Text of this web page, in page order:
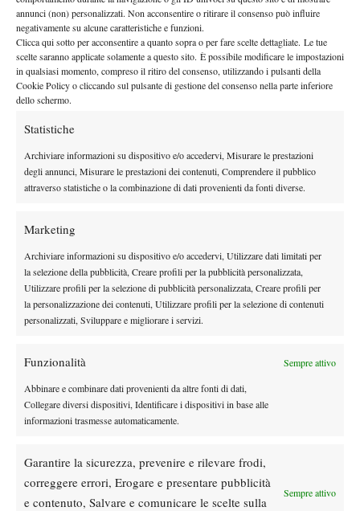
annunci (non) personalizzati. Non acconsentire o ritirare il consenso può influire
negativamente su alcune caratteristiche e funzioni.
Clicca qui sotto per acconsentire a quanto sopra o per fare scelte dettagliate. Le tue
scelte saranno applicate solamente a questo sito. È possibile modificare le impostazioni
in qualsiasi momento, compreso il ritiro del consenso, utilizzando i pulsanti della
Cookie Policy o cliccando sul pulsante di gestione del consenso nella parte inferiore
dello schermo.
Statistiche
Archiviare informazioni su dispositivo e/o accedervi, Misurare le prestazioni
degli annunci, Misurare le prestazioni dei contenuti, Comprendere il pubblico
attraverso statistiche o la combinazione di dati provenienti da fonti diverse.
Marketing
Archiviare informazioni su dispositivo e/o accedervi, Utilizzare dati limitati per
la selezione della pubblicità, Creare profili per la pubblicità personalizzata,
Utilizzare profili per la selezione di pubblicità personalizzata, Creare profili per
la personalizzazione dei contenuti, Utilizzare profili per la selezione di contenuti
personalizzati, Sviluppare e migliorare i servizi.
Funzionalità Sempre attivo
Abbinare e combinare dati provenienti da altre fonti di dati,
Collegare diversi dispositivi, Identificare i dispositivi in base alle
informazioni trasmesse automaticamente.
Garantire la sicurezza, prevenire e rilevare frodi,
correggere errori, Erogare e presentare pubblicità
e contenuto, Salvare e comunicare le scelte sulla
Sempre attivo
avere ragione di una SerenaFrazzittaincontenibile, capace di
regolare 76 61 Costanza Magazini. Frazzitta, maestra presso il
circolo toscano, avrà dalla sua la spinta delpubblicoe questo
potrà essere un fattoredecisivo(inizio del match fissato per le
16.30). Ricordiamo che per Frazzitta si tratterà della seconda
Tornando a Trevisan, il suo avversario in finale (gara che si
disputerà dopo l’incontro femminile) sarà GiulioTorroni, bravo
a sconfiggere FedericoTeodoriper 61 64. Un sabato, per
riassumere, senza nessun colpo di scena: partite a senso
un riccobuffet
MarioPanti, che poi conclude con un bilancio: <quest’anno ci
sono stati meno iscritti rispetto al passato, considerando uomini e
donne i partecipanti sono stati meno di cento ma abbiamo
aumentatoil numero dei Seconda Categoria>.
Devi essereconnessoper inviare un commento.